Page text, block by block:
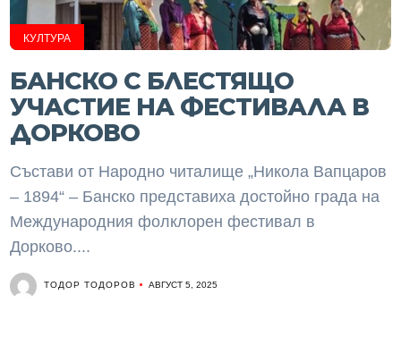
КУЛТУРА
БАНСКО С БЛЕСТЯЩО
УЧАСТИЕ НА ФЕСТИВАЛА В
ДОРКОВО
Състави от Народно читалище „Никола Вапцаров
– 1894“ – Банско представиха достойно града на
Международния фолклорен фестивал в
Дорково....
ТОДОР ТОДОРОВ АВГУСТ 5, 2025